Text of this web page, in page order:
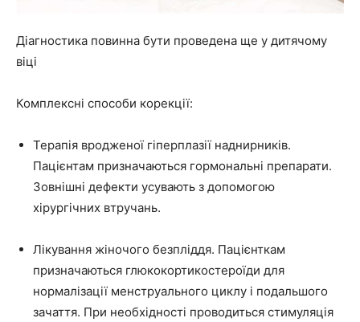
Діагностика повинна бути проведена ще у дитячому
віці
Комплексні способи корекції:
Терапія вродженої гіперплазії наднирників.
Пацієнтам призначаються гормональні препарати.
Зовнішні дефекти усувають з допомогою
хірургічних втручань.
Лікування жіночого безпліддя. Пацієнткам
призначаються глюкокортикостероїди для
нормалізації менструального циклу і подальшого
зачаття. При необхідності проводиться стимуляція